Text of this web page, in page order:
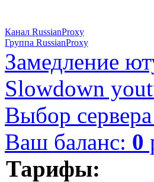
Канал RussianProxy
Группа RussianProxy
Замедление
Slowdown
Выбор сервера
Ваш баланс: 0
Тарифы: